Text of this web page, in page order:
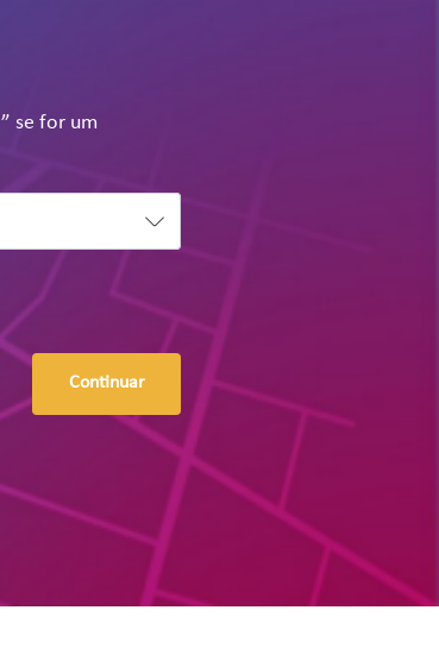
se for um
Continuar